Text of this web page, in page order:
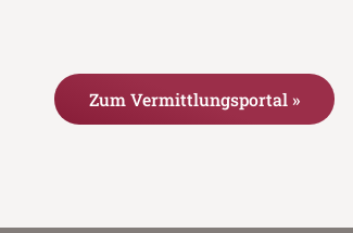
Zum Vermittlungsportal »